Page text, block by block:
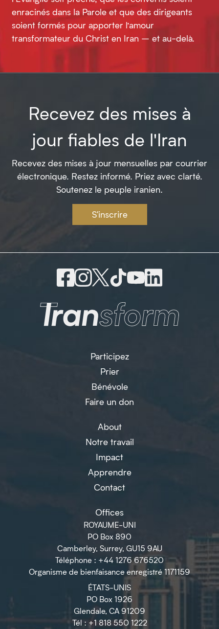
enracinés dans la Parole et que des dirigeants
soient formés pour apporter l’amour
transformateur du Christ en Iran – et au-delà.
Recevez des mises à
jour fiables de l'Iran
Recevez des mises à jour mensuelles par courrier
électronique. Restez informé. Priez avec clarté.
Soutenez le peuple iranien.
S'inscrire
Participez
Prier
Bénévole
Faire un don
About
Notre travail
Impact
Apprendre
Contact
Offices
ROYAUME-UNI
PO Box 890
Camberley, Surrey, GU15 9AU
Téléphone : +44 1276 676520
Organisme de bienfaisance enregistré 1171159
ÉTATS-UNIS
PO Box 1926
Glendale, CA 91209
Tél : +1 818 550 1222